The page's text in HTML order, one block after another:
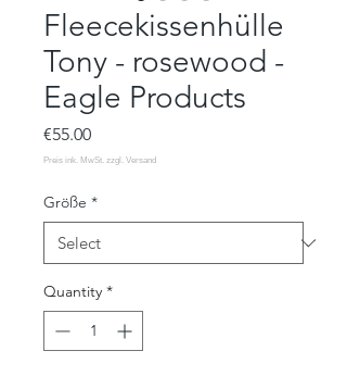
Fleecekissenhülle
Tony - rosewood -
Eagle Products
€55.00Price
Größe *
Quantity *